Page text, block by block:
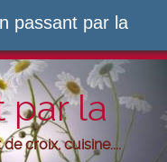
passant par la
par la
croix, cuisine....